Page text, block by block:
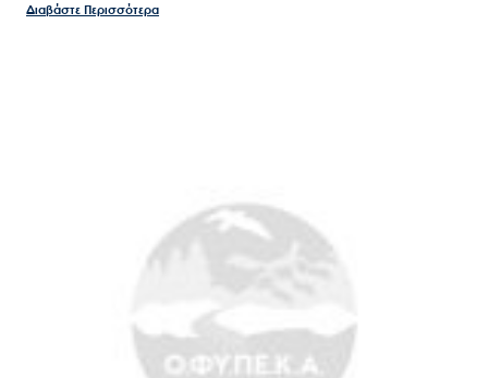
Άξονες δράσης
Μ.Δ.Π.Π.
Εισιτήρια
Επικοινωνία
Διαβάστε Περισσότερα